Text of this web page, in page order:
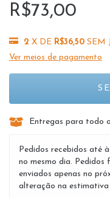
R$73,00
2 X DE R$36,50 SEM
Ver meios de pagamento
Entregas para todo
Pedidos recebidos até
no mesmo dia. Pedidos
enviados apenas no
alteração na